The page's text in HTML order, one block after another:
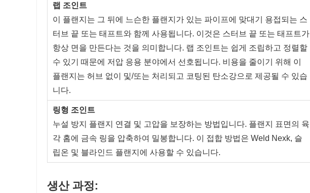
랩 조인트
이 플랜지는 그 뒤에 느슨한 플랜지가 있는 파이프에 맞대기 용접되는 스
터브 끝 또는 태프트와 함께 사용됩니다. 이것은 스터브 끝 또는 태프트가
항상 면을 만든다는 것을 의미합니다. 랩 조인트는 쉽게 조립하고 정렬할
수 있기 때문에 저압 응용 분야에서 선호됩니다. 비용을 줄이기 위해 이
플랜지는 허브 없이 및/또는 처리되고 코팅된 탄소강으로 제공될 수 있습
니다.
링형 조인트
누설 방지 플랜지 연결 및 고압을 보장하는 방법입니다. 플랜지 표면의 육
각 홈에 금속 링을 압축하여 밀봉합니다. 이 접합 방법은 Weld Nexk, 슬
립온 및 블라인드 플랜지에 사용할 수 있습니다.
생산 과정: